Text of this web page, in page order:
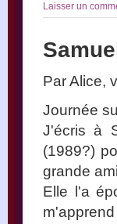
Laisser un
Par Alice,
Journée
J'écris à
(1989?)
grande
Elle l'a